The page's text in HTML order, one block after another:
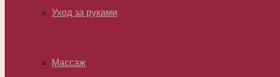
Уход за руками
Массаж